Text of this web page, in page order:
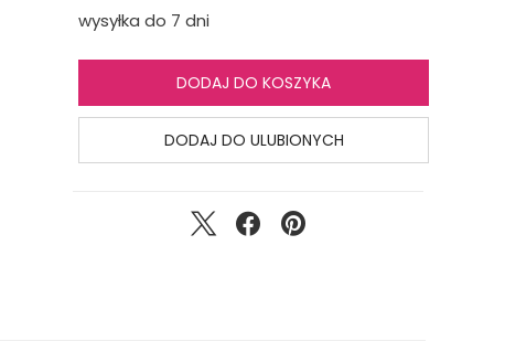
wysyłka do 7 dni
DODAJ DO KOSZYKA
DODAJ DO ULUBIONYCH